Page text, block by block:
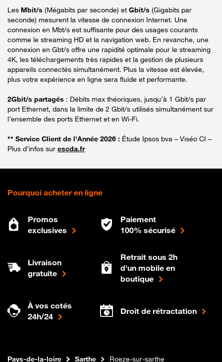
Les Mbit/s (Mégabits par seconde) et Gbit/s (Gigabits par
seconde) mesurent la vitesse de connexion Internet. Une
connexion en Mbt/s est suffisante pour des usages courants
comme le streaming HD et la navigation web. En revanche, une
connexion en Gbt/s offre une rapidité optimale pour le streaming
4K, les téléchargements très rapides et la gestion de plusieurs
appareils connectés simultanément. Plus la vitesse est élevée,
plus votre expérience en ligne sera fluide et performante.
2Gbit/s partagés : Débits max théoriques, jusqu’à 1 Gbit/s par
port Ethernet, dans la limite de 2 Gbit/s utilisés simultanément sur
l’ensemble des ports Ethernet et en Wi-Fi.
** Service Client de l'Année 2026 : Étude Ipsos bva – Viséo CI –
Plus d'infos sur escda.fr
Pourquoi acheter en ligne
Promos
exclusives
Paiement
100% sécurisé
Livraison
gratuite
Retrait sous 2h
d'un mobile en
boutique
À vos cotés
24h/24
Droit de rétractation
Boutique Orange
Internet fibre
Pays-de-la-loire Sarthe Roeze-sur-sarthe